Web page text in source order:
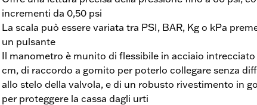
incrementi da 0,50 psi
La scala può essere variata tra PSI, BAR, Kg o kPa
un pulsante
Il manometro è munito di flessibile in acciaio
cm, di raccordo a gomito per poterlo collegare senza
allo stelo della valvola, e di un robusto rivestimento in
per proteggere la cassa dagli urti